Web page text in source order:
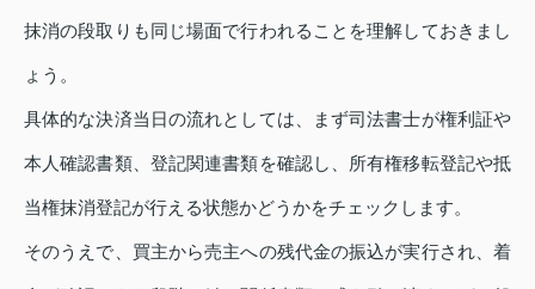
抹消の段取りも同じ場面で行われることを理解しておきまし
ょう。
具体的な決済当日の流れとしては、まず司法書士が権利証や
本人確認書類、登記関連書類を確認し、所有権移転登記や抵
当権抹消登記が行える状態かどうかをチェックします。
そのうえで、買主から売主への残代金の振込が実行され、着